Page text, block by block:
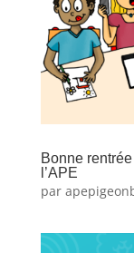
Bonne
l’APE
par